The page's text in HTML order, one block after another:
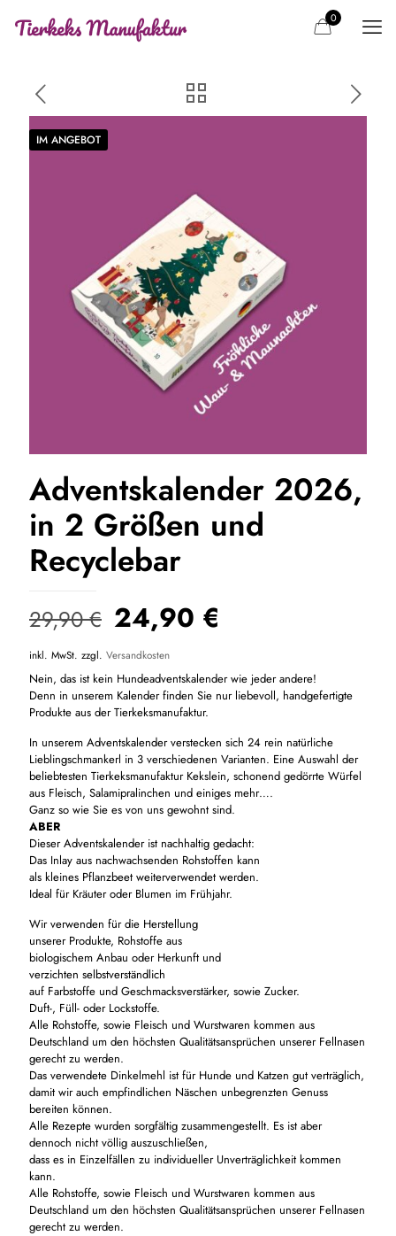
0
IM ANGEBOT
Adventskalender 2026,
in 2 Größen und
Recyclebar
29,90€ Ursprünglicher
Preis
war:
29,90 €
24,90 €
ist:
24,90 €.
inkl. MwSt. zzgl. Versandkosten
Nein, das ist kein Hundeadventskalender wie jeder andere!
Denn in unserem Kalender finden Sie nur liebevoll, handgefertigte
Produkte aus der Tierkeksmanufaktur.
In unserem Adventskalender verstecken sich 24 rein natürliche
Lieblingschmankerl in 3 verschiedenen Varianten. Eine Auswahl der
beliebtesten Tierkeksmanufaktur Kekslein, schonend gedörrte Würfel
aus Fleisch, Salamipralinchen und einiges mehr….
Ganz so wie Sie es von uns gewohnt sind.
ABER
Dieser Adventskalender ist nachhaltig gedacht:
Das Inlay aus nachwachsenden Rohstoffen kann
als kleines Pflanzbeet weiterverwendet werden.
Ideal für Kräuter oder Blumen im Frühjahr.
Wir verwenden für die Herstellung
unserer Produkte, Rohstoffe aus
biologischem Anbau oder Herkunft und
verzichten selbstverständlich
auf Farbstoffe und Geschmacksverstärker, sowie Zucker.
Duft-, Füll- oder Lockstoffe.
Alle Rohstoffe, sowie Fleisch und Wurstwaren kommen aus
Deutschland um den höchsten Qualitätsansprüchen unserer Fellnasen
gerecht zu werden.
Das verwendete Dinkelmehl ist für Hunde und Katzen gut verträglich,
damit wir auch empfindlichen Näschen unbegrenzten Genuss
bereiten können.
Alle Rezepte wurden sorgfältig zusammengestellt. Es ist aber
dennoch nicht völlig auszuschließen,
dass es in Einzelfällen zu individueller Unverträglichkeit kommen
kann.
Alle Rohstoffe, sowie Fleisch und Wurstwaren kommen aus
Deutschland um den höchsten Qualitätsansprüchen unserer Fellnasen
gerecht zu werden.